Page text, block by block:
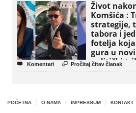
Život
Komšića :
strategije,
tabora i
fotelja koja
gura u novi
politički
 Komentari  Pročitaj čitav članak
POČETNA O NAMA IMPRESSUM KONTAKT